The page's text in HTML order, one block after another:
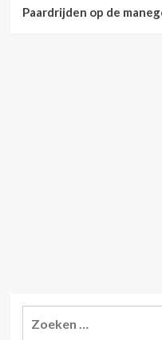
Paardrijden op de